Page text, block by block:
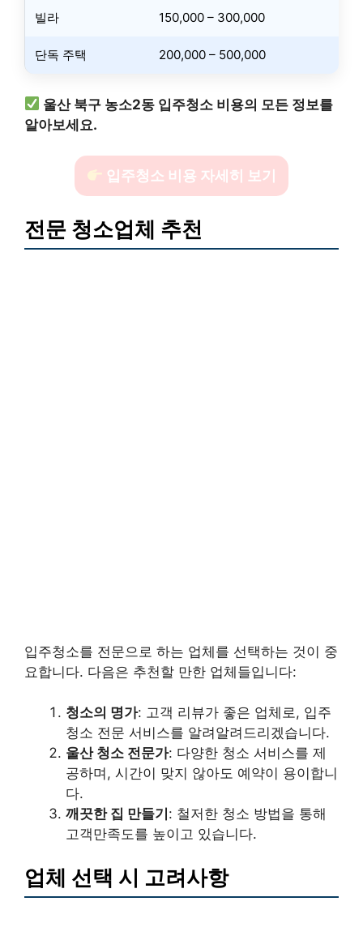
빌라 150,000 – 300,000
단독 주택 200,000 – 500,000
울산 북구 농소2동 입주청소 비용의 모든 정보를
알아보세요.
입주청소 비용 자세히 보기
전문 청소업체 추천
입주청소를 전문으로 하는 업체를 선택하는 것이 중
요합니다. 다음은 추천할 만한 업체들입니다:
청소의 명가: 고객 리뷰가 좋은 업체로, 입주
청소 전문 서비스를 알려알려드리겠습니다.
울산 청소 전문가: 다양한 청소 서비스를 제
공하며, 시간이 맞지 않아도 예약이 용이합니
다.
깨끗한 집 만들기 : 철저한 청소 방법을 통해
고객만족도를 높이고 있습니다.
업체 선택 시 고려사항